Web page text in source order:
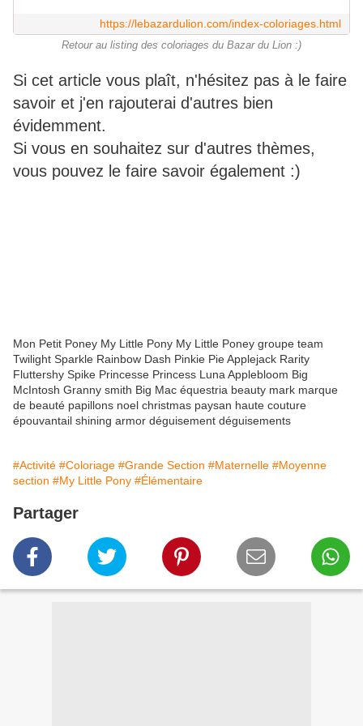
https://lebazardulion.com/index-coloriages.html
Retour au listing des coloriages du Bazar du Lion :)
Si cet article vous plaît, n'hésitez pas à le faire
savoir et j'en rajouterai d'autres bien
évidemment.
Si vous en souhaitez sur d'autres thèmes,
vous pouvez le faire savoir également :)
Mon Petit Poney My Little Pony My Little Poney groupe team
Twilight Sparkle Rainbow Dash Pinkie Pie Applejack Rarity
Fluttershy Spike Princesse Princess Luna Applebloom Big
McIntosh Granny smith Big Mac équestria beauty mark marque
de beauté papillons noel christmas paysan haute couture
épouvantail shining armor déguisement déguisements
#Activité #Coloriage #Grande Section #Maternelle #Moyenne
section #My Little Pony #Élémentaire
Partager